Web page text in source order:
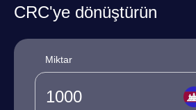
CRC'ye dönüştürün
Miktar